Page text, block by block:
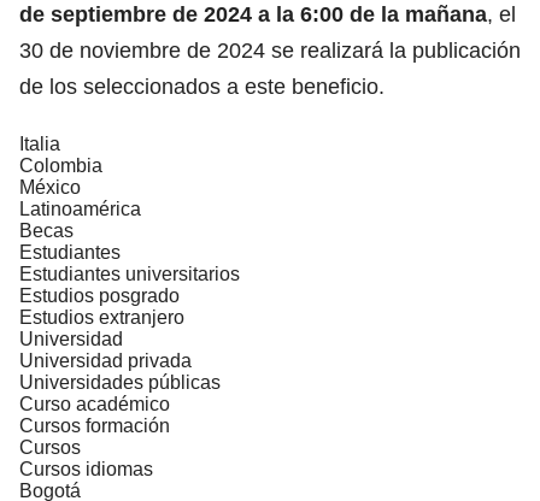
de septiembre de 2024 a la 6:00 de la mañana, el
30 de noviembre de 2024 se realizará la publicación
de los seleccionados a este beneficio.
Italia
Colombia
México
Latinoamérica
Becas
Estudiantes
Estudiantes universitarios
Estudios posgrado
Estudios extranjero
Universidad
Universidad privada
Universidades públicas
Curso académico
Cursos formación
Cursos
Cursos idiomas
Bogotá